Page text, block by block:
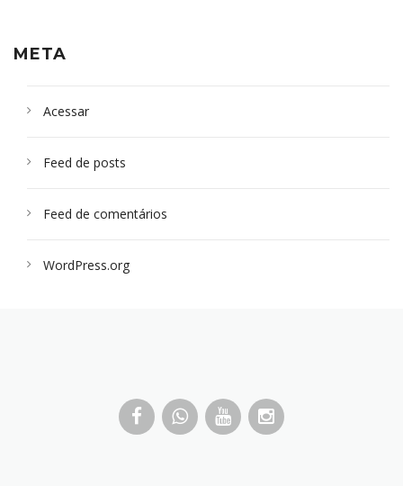
META
Acessar
Feed de posts
Feed de comentários
WordPress.org